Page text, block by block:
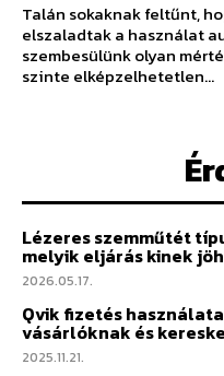
Talán sokaknak feltűnt,
elszaladtak a használat
szembesülünk olyan
szinte elképzelhetetlen...
Lézeres szemműtét
melyik eljárás kinek
2026.05.17.
Qvik fizetés
vásárlóknak és
2025.11.21.